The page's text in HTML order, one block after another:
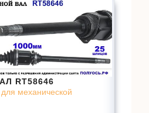
RT58646
механической